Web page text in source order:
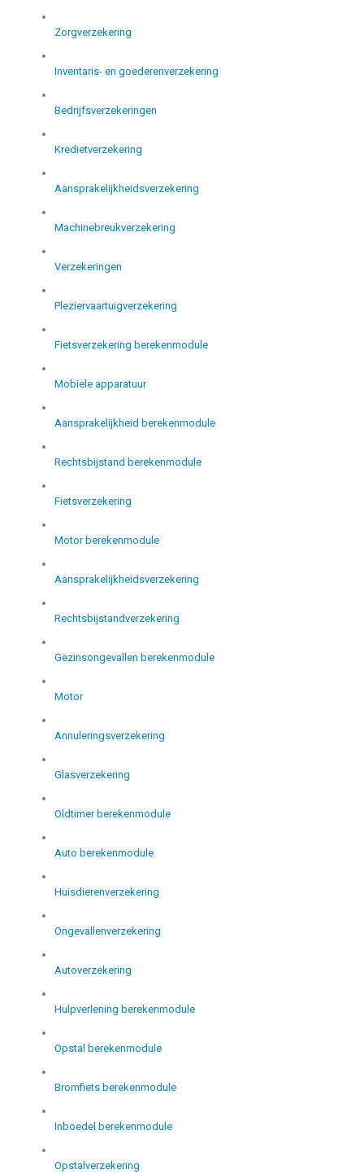
Zorgverzekering
Inventaris- en goederenverzekering
Bedrijfsverzekeringen
Kredietverzekering
Aansprakelijkheidsverzekering
Machinebreukverzekering
Verzekeringen
Pleziervaartuigverzekering
Fietsverzekering berekenmodule
Mobiele apparatuur
Aansprakelijkheid berekenmodule
Rechtsbijstand berekenmodule
Fietsverzekering
Motor berekenmodule
Aansprakelijkheidsverzekering
Rechtsbijstandverzekering
Gezinsongevallen berekenmodule
Motor
Annuleringsverzekering
Glasverzekering
Oldtimer berekenmodule
Auto berekenmodule
Huisdierenverzekering
Ongevallenverzekering
Autoverzekering
Hulpverlening berekenmodule
Opstal berekenmodule
Bromfiets berekenmodule
Inboedel berekenmodule
Opstalverzekering